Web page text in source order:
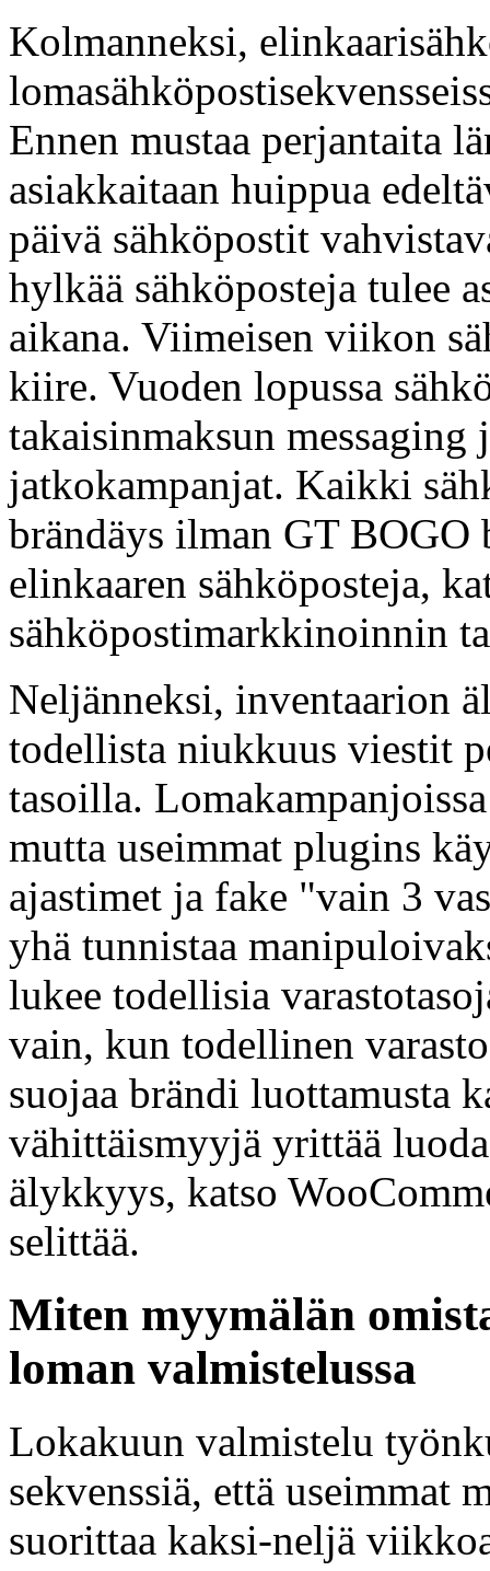
Kolmanneksi,
Ennen mustaa perjantaita
asiakkaitaan huippua
päivä sähköpostit
hylkää sähköposteja tulee
aikana. Viimeisen viikon
kiire. Vuoden lopussa
takaisinmaksun
jatkokampanjat. Kaikki
brändäys ilman GT BOGO
elinkaaren sähköposteja,
sähköpostimarkkinoinnin
Neljänneksi, inventaarion
todellista niukkuus viestit
tasoilla.
mutta useimmat plugins
ajastimet ja fake "vain 3
yhä tunnistaa
lukee todellisia
vain, kun todellinen
suojaa brändi luottamusta
vähittäismyyjä yrittää
älykkyys, katso
selittää.
Miten myymälän
loman valmistelussa
Lokakuun valmistelu
sekvenssiä, että useimmat
suorittaa kaksi-neljä